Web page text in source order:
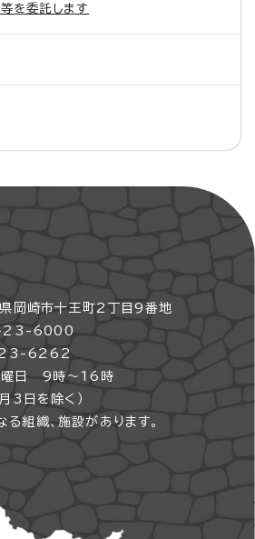
を委託します
崎市十王町2丁目9番地
23-6000
23-6262
曜日 9時～16時
3日を除く）
組織、施設があります。